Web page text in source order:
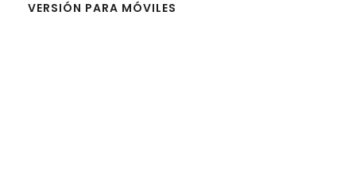
VERSIÓN PARA MÓVILES